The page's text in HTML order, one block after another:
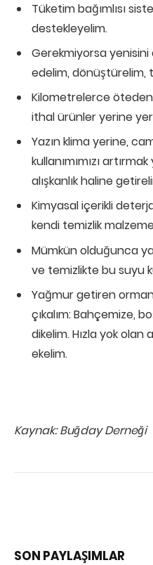
Tüketim bağımlısı
destekleyelim.
Gerekmiyorsa yenisini
edelim, dönüştürelim,
Kilometrelerce öteden
ithal ürünler yerine
Yazın klima yerine,
kullanımımızı
alışkanlık haline
Kimyasal içerikli
kendi temizlik
Mümkün olduğunca
ve temizlikte bu suyu
Yağmur getiren
çıkalım: Bahçemize,
dikelim. Hızla yok olan
ekelim.
Kaynak: Buğday Derneği
SON PAYLAŞIMLAR